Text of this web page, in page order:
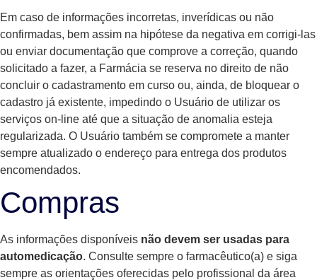
Em caso de informações incorretas, inverídicas ou não
confirmadas, bem assim na hipótese da negativa em corrigi-las
ou enviar documentação que comprove a correção, quando
solicitado a fazer, a Farmácia se reserva no direito de não
concluir o cadastramento em curso ou, ainda, de bloquear o
cadastro já existente, impedindo o Usuário de utilizar os
serviços on-line até que a situação de anomalia esteja
regularizada. O Usuário também se compromete a manter
sempre atualizado o endereço para entrega dos produtos
encomendados.
Compras
As informações disponíveis não devem ser usadas para
automedicação. Consulte sempre o farmacêutico(a) e siga
sempre as orientações oferecidas pelo profissional da área